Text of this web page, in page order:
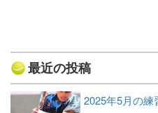
最近の投稿
2025年5月の練